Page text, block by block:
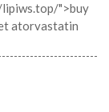
">buy
atorvastatin